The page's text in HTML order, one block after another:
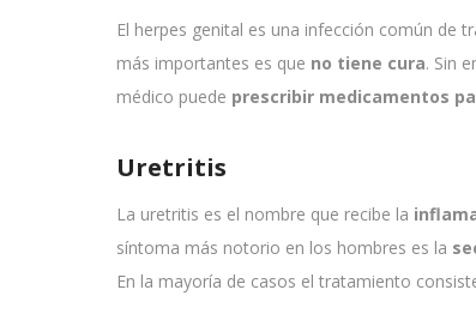
El herpes genital es una infección común de
más importantes es que no tiene cura. Sin
médico puede prescribir medicamentos
Uretritis
La uretritis es el nombre que recibe la
síntoma más notorio en los hombres es la
En la mayoría de casos el tratamiento